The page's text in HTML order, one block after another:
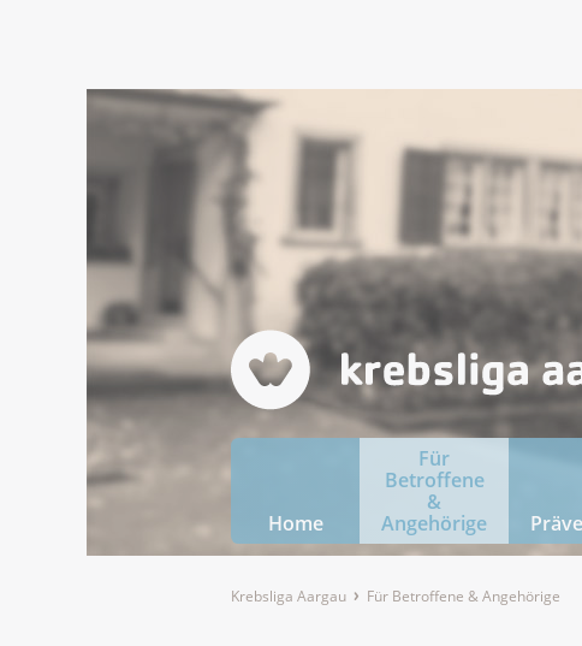
Home
Für
Betroffene
&
Angehörige
Krebsliga Aargau Für Betroffene & Angehörige